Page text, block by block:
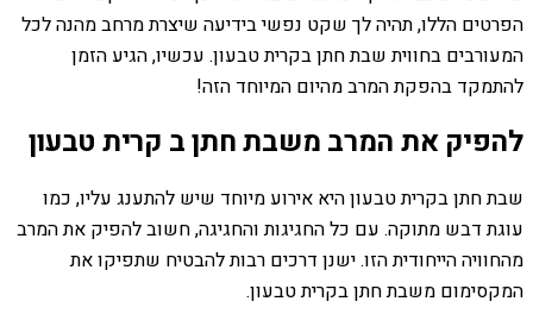
הפרטים הללו, תהיה לך שקט נפשי בידיעה שיצרת מרחב מהנה לכל
המעורבים בחווית שבת חתן בקרית טבעון. עכשיו, הגיע הזמן
להתמקד בהפקת המרב מהיום המיוחד הזה!
להפיק את המרב משבת חתן ב קרית טבעון
שבת חתן בקרית טבעון היא אירוע מיוחד שיש להתענג עליו, כמו
עוגת דבש מתוקה. עם כל החגיגות והחגיגה, חשוב להפיק את המרב
מהחוויה הייחודית הזו. ישנן דרכים רבות להבטיח שתפיקו את
המקסימום משבת חתן בקרית טבעון.